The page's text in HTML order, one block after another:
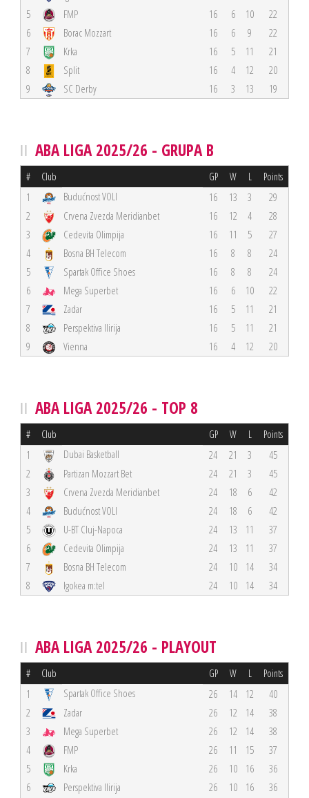
5
FMP 16 6 10
22
6
Borac Mozzart 16 6 9
22
7
Krka 16 5 11
21
8
Split 16 4 12
20
9
SC Derby 16 3 13 19
ABA LIGA 2025/26 - GRUPA B
# Club GP W L Points
1 Budućnost VOLI 16 13 3
29
2
Crvena Zvezda Meridianbet 16 12 4
28
3
Cedevita Olimpija 16 11 5
27
4
Bosna BH Telecom 16 8 8
24
5
Spartak Office Shoes 16 8 8
24
6
Mega Superbet 16 6 10
22
7
Zadar 16 5 11
21
8
Perspektiva Ilirija 16 5 11
21
9
Vienna 16 4 12 20
ABA LIGA 2025/26 - TOP 8
# Club GP W L Points
1 Dubai Basketball 24 21 3
45
2
Partizan Mozzart Bet 24 21 3
45
3
Crvena Zvezda Meridianbet 24 18 6
42
4
Budućnost VOLI 24 18 6
42
5
U-BT Cluj-Napoca 24 13 11
37
6
Cedevita Olimpija 24 13 11
37
7
Bosna BH Telecom 24 10 14
34
8
Igokea m:tel 24 10 14 34
ABA LIGA 2025/26 - PLAYOUT
# Club GP W L Points
1 Spartak Office Shoes 26 14 12
40
2
Zadar 26 12 14
38
3
Mega Superbet 26 12 14
38
4
FMP 26 11 15
37
5
Krka 26 10 16
36
6
Perspektiva Ilirija 26 10 16
36